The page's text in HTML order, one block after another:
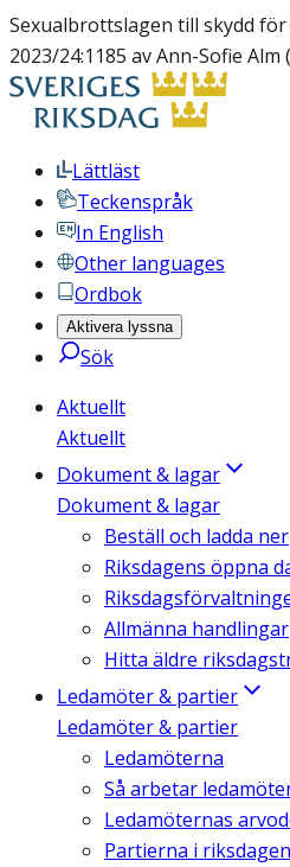
Sexualbrottslagen till skydd
2023/24:1185 av Ann-Sofie Alm
Lättläst
Teckenspråk
In English
Other languages
Ordbok
Aktivera lyssna
Sök
Aktuellt
Aktuellt
Dokument & lagar
Dokument & lagar
Beställ och ladda ner
Riksdagens öppna
Allmänna handlingar
Hitta äldre
Ledamöter & partier
Ledamöter & partier
Ledamöterna
Så arbetar
Ledamöternas
Partierna i riksdagen